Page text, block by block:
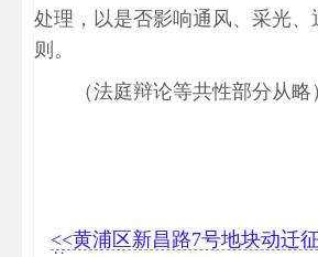
处理，以是否影响通风、采光、
则。
（法庭辩论等共性部分从略
<<黄浦区新昌路7号地块动迁